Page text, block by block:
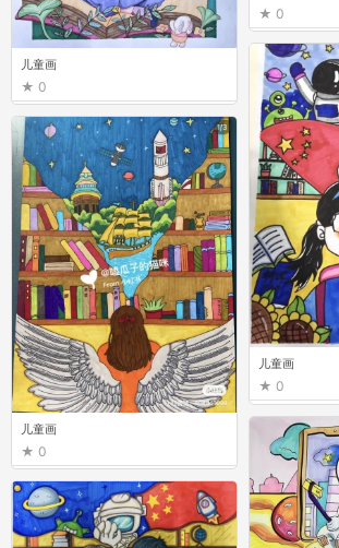
儿童画
0
0
儿童画
0
儿童画
0